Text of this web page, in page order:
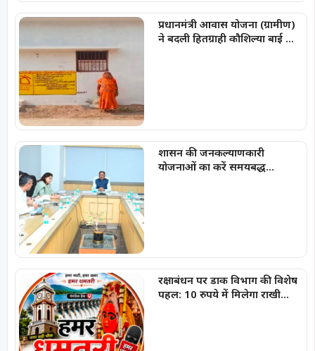
प्रधानमंत्री आवास योजना (ग्रामीण)
ने बदली हितग्राही कौशिल्या बाई की
शासन की जनकल्याणकारी
योजनाओं का करें समयबद्ध
रक्षाबंधन पर डाक विभाग की विशेष
पहल: 10 रुपये में मिलेगा राखी